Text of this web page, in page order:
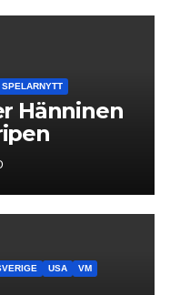
SPELARNYTT
Hänninen
USA
VM